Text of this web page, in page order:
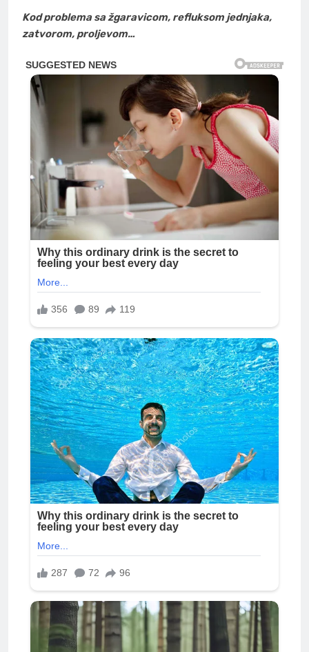
Kod problema sa žgaravicom, refluksom jednjaka,
zatvorom, proljevom…